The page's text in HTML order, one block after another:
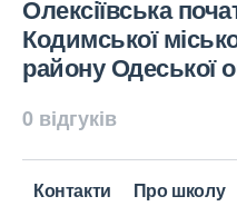
Олексіївська
Кодимської
району Одеської
0 відгуків
Контакти Про школу